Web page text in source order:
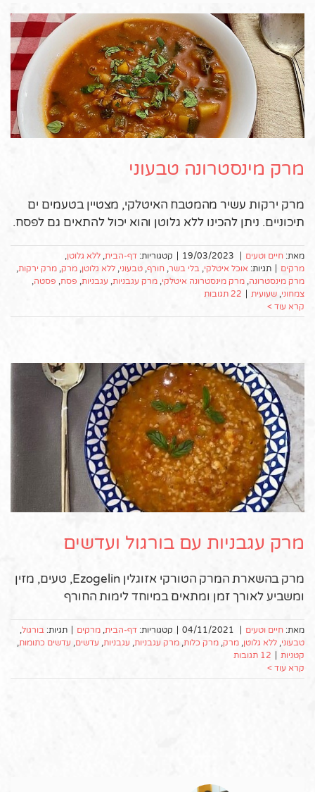
מרק מינסטרונה טבעוני
מרק ירקות עשיר מהמטבח האיטלקי, מצטיין בטעמים ים
תיכוניים. ניתן להכינו ללא גלוטן והוא יכול להתאים גם לפסח.
מאת: חיים וטעים 19/03/2023 קטגוריות: דף-הבית, ללא גלוטן,
מרקים
תגיות: אוכל איטלקי, בלי בשר, חורף, טבעוני, ללא גלוטן, מרק, מרק ירקות,
מרק מינסטרונה, מרק מינסטרונה איטלקי, מרק עגבניות, עגבניות, פסח, פסטה,
צמחוני, שעועית
22 תגובות
קרא עוד >
מרק עגבניות עם בורגול ועדשים
מרק בהשארת המרק הטורקי אזוגלין Ezogelin, טעים, מזין
ומשביע לאורך זמן ומתאים במיוחד לימות החורף
מאת: חיים וטעים |
04/11/2021
| קטגוריות: דף-הבית, מרקים | תגיות: בורגול,
טבעוני, ללא גלוטן, מרק, מרק כלות, מרק עגבניות, עגבניות, עדשים, עדשים כתומות,
קטניות | 12 תגובות
קרא עוד >